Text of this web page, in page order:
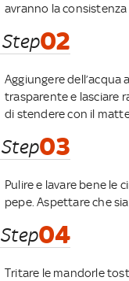
avranno la consistenza
Step02
Aggiungere dell’acqua
trasparente e lasciare
di stendere con il
Step03
Pulire e lavare bene le
pepe. Aspettare che
Step04
Tritare le mandorle